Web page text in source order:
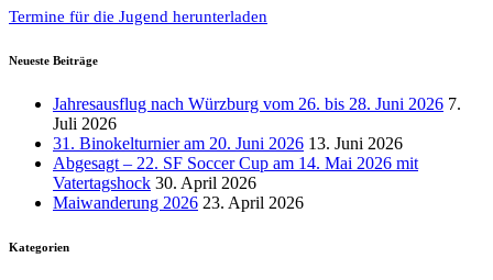
Termine für die Jugend herunterladen
Neueste Beiträge
Jahresausflug nach Würzburg vom 26. bis 28. Juni 2026 7.
Juli 2026
31. Binokelturnier am 20. Juni 2026 13. Juni 2026
Abgesagt – 22. SF Soccer Cup am 14. Mai 2026 mit
Vatertagshock 30. April 2026
Maiwanderung 2026 23. April 2026
Kategorien